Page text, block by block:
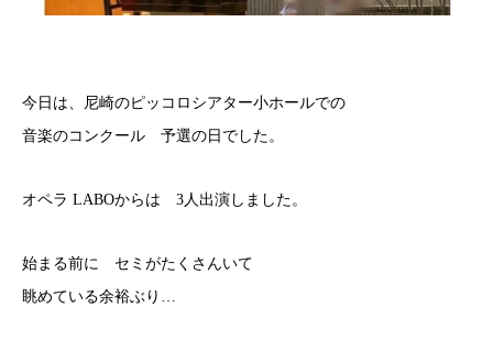
今日は、尼崎のピッコロシアター小ホールでの
音楽のコンクール 予選の日でした。
オペラ LABOからは 3人出演しました。
始まる前に セミがたくさんいて
眺めている余裕ぶり…